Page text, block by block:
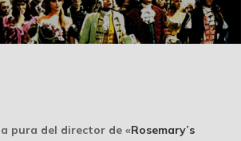
pura del director de «Rosemary’s